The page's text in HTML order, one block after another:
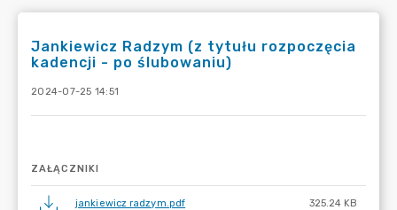
Jankiewicz Radzym (z tytułu rozpoczęcia
kadencji - po ślubowaniu)
2024-07-25 14:51
ZAŁĄCZNIKI
jankiewicz radzym.pdf 325.24 KB